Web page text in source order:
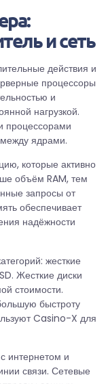
и сеть
действия и
процессоры
и
нагрузкой.
процессорами
ядрами.
которые активно
объём RAM, тем
запросы от
обеспечивает
надёжности
жесткие
Жесткие диски
стоимости.
быстроту
Casino-X для
интернетом и
связи. Сетевые